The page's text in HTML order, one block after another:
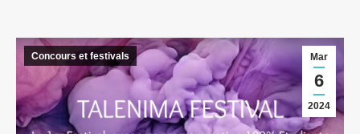
Mar
6
2024
Concours et festivals